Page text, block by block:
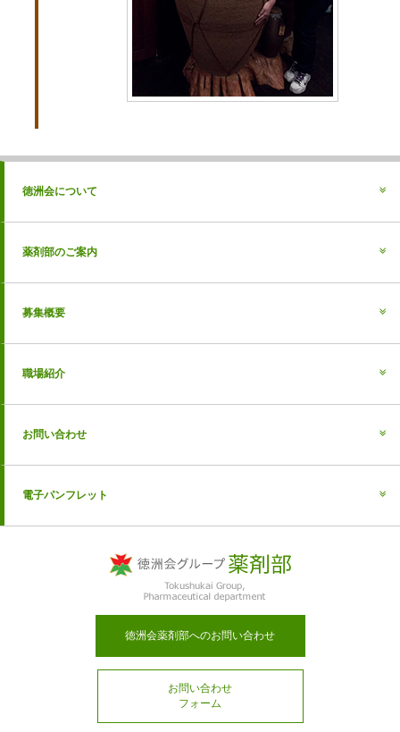
徳洲会について
薬剤部のご案内
募集概要
職場紹介
お問い合わせ
電子パンフレット
徳洲会薬剤部へのお問い合わせ
お問い合わせ
フォーム